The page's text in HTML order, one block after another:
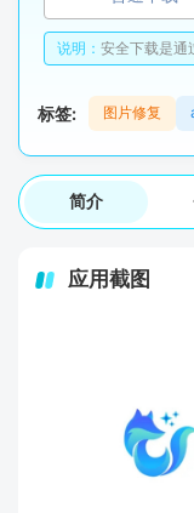
说明： 安全下载是通
标签: 图片修复
简介
应用截图